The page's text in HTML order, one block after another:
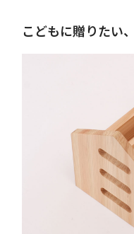
こどもに贈りたい